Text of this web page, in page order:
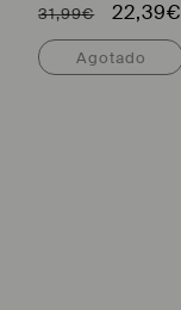
Precio
habitual
31,99€
Precio
de
oferta
22,39€
Agotado